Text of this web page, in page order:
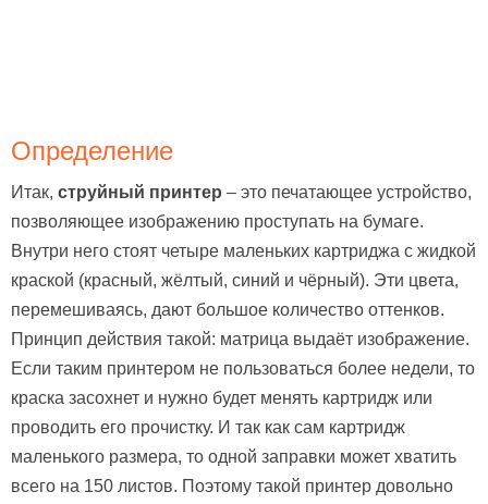
Определение
Итак, струйный принтер – это печатающее устройство,
позволяющее изображению проступать на бумаге.
Внутри него стоят четыре маленьких картриджа с жидкой
краской (красный, жёлтый, синий и чёрный). Эти цвета,
перемешиваясь, дают большое количество оттенков.
Принцип действия такой: матрица выдаёт изображение.
Если таким принтером не пользоваться более недели, то
краска засохнет и нужно будет менять картридж или
проводить его прочистку. И так как сам картридж
маленького размера, то одной заправки может хватить
всего на 150 листов. Поэтому такой принтер довольно